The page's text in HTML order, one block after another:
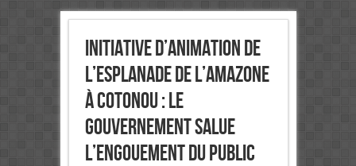
Initiative d’animation de
l’Esplanade de l’Amazone
à Cotonou : Le
Gouvernement salue
l’engouement du public